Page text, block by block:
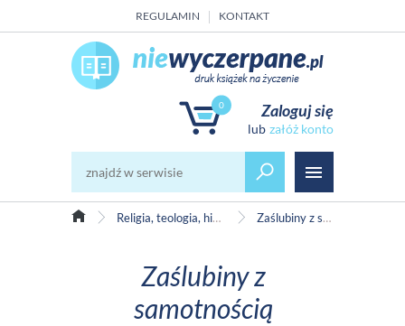
REGULAMIN KONTAKT
0 Zaloguj się
załóż konto
Religia, teologia, historia Kościoła Zaślubiny z samotnością
Zaślubiny z
samotnością